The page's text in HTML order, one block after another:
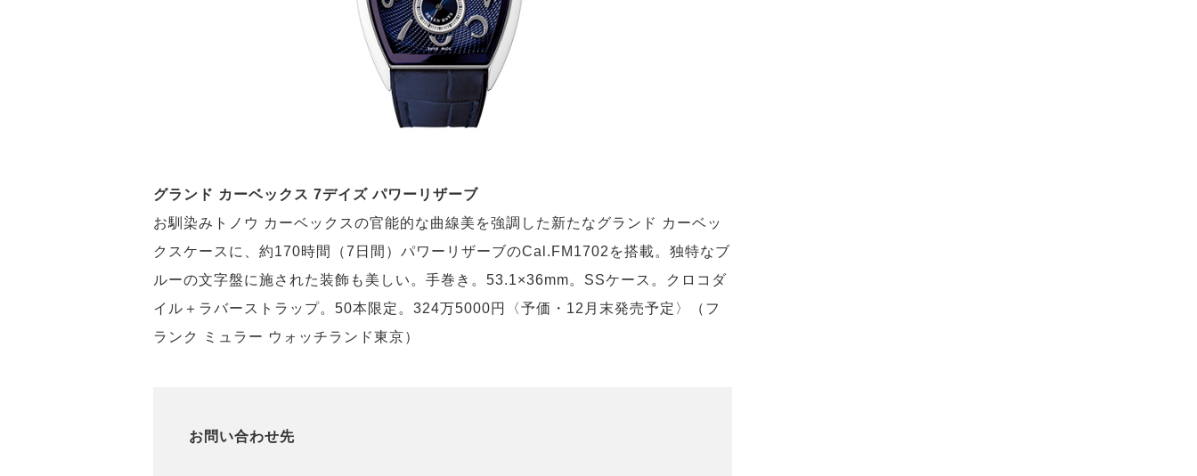
グランド カーベックス 7デイズ パワーリザーブ
お馴染みトノウ カーベックスの官能的な曲線美を強調した新たなグランド カーベッ
クスケースに、約170時間（7日間）パワーリザーブのCal.FM1702を搭載。独特なブ
ルーの文字盤に施された装飾も美しい。手巻き。53.1×36mm。SSケース。クロコダ
イル＋ラバーストラップ。50本限定。324万5000円〈予価・12月末発売予定〉（フ
ランク ミュラー ウォッチランド東京）
お問い合わせ先